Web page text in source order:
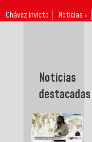
Chávez invicto Noticias ↓
Noticias
destacadas